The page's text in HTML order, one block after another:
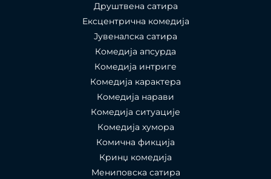
Друштвена сатира
Ексцентрична комедија
Јувеналска сатира
Комедија апсурда
Комедија интриге
Комедија карактера
Комедија нарави
Комедија ситуације
Комедија хумора
Комична фикција
Кринџ комедија
Мениповска сатира